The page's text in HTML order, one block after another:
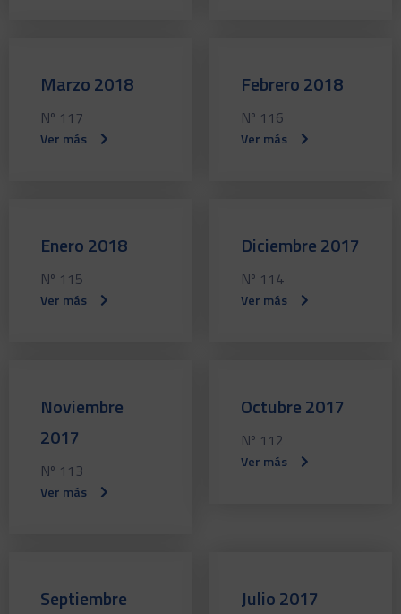
Marzo 2018
Nº 117
Ver más
Febrero 2018
Nº 116
Ver más
Enero 2018
Nº 115
Ver más
Diciembre 2017
Nº 114
Ver más
Noviembre
2017
Nº 113
Ver más
Octubre 2017
Nº 112
Ver más
Septiembre
Julio 2017